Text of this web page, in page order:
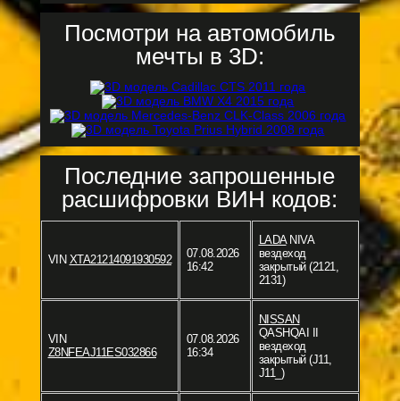
Посмотри на автомобиль
мечты в 3D:
Последние запрошенные
расшифровки ВИН кодов:
VIN XTA21214091930592
07.08.2026
16:42
LADANIVA
вездеход
закрытый (2121,
2131)
VIN
Z8NFEAJ11ES032866
07.08.2026
16:34
NISSAN
QASHQAI II
вездеход
закрытый (J11,
J11_)